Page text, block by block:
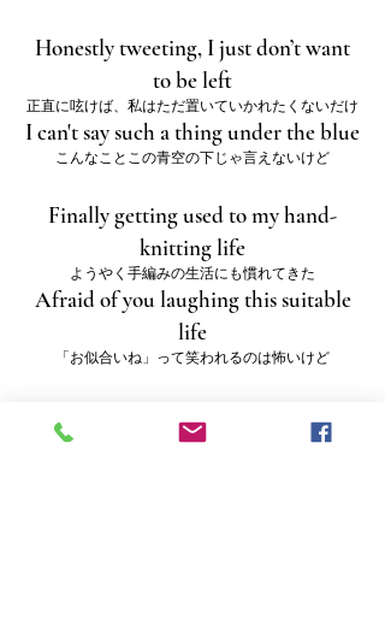
Honestly tweeting, I just don’t want
to be left
正直に呟けば、私はただ置いていかれたくないだけ
I can't say such a thing under the blue
こんなことこの青空の下じゃ言えないけど
Finally getting used to my hand-
knitting life
ようやく手編みの生活にも慣れてきた
Afraid of you laughing this suitable
life
「お似合いね」って笑われるのは怖いけど
Cheap, but not bad, good
安いけど悪くない、むしろ良いよ